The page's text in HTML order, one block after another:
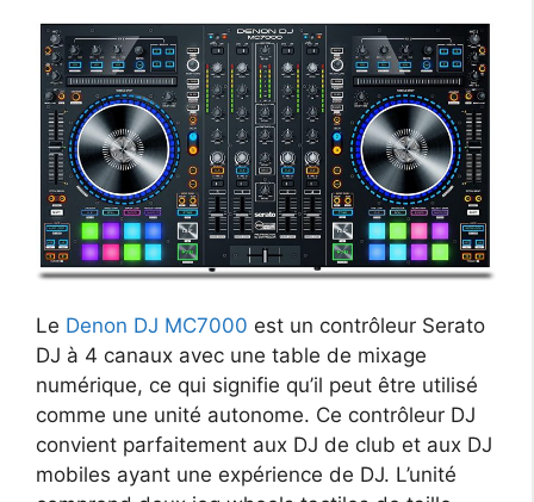
Le Denon DJ MC7000 est un contrôleur Serato
DJ à 4 canaux avec une table de mixage
numérique, ce qui signifie qu’il peut être utilisé
comme une unité autonome. Ce contrôleur DJ
convient parfaitement aux DJ de club et aux DJ
mobiles ayant une expérience de DJ. L’unité